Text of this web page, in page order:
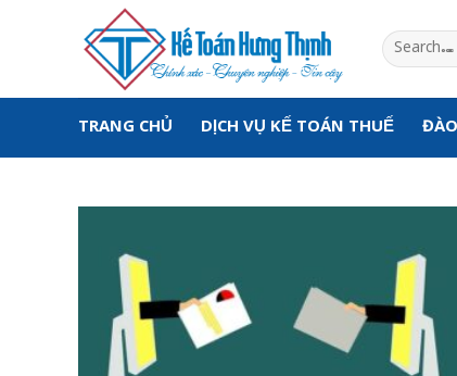
TRANG CHỦ DỊCH VỤ KẾ TOÁN THUẾ